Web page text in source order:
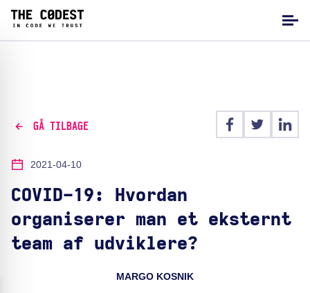
GÅ TILBAGE
2021-04-10
COVID-19: Hvordan
organiserer man et eksternt
team af udviklere?
MARGO KOSNIK